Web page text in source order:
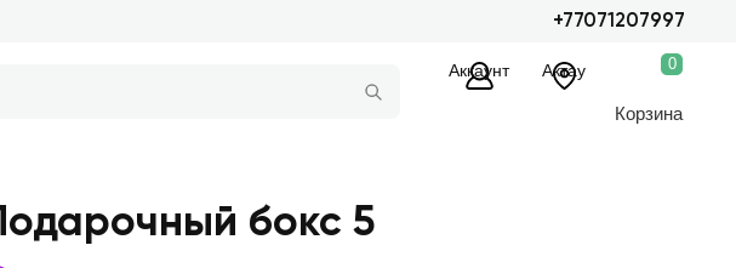
+77071207997
Аккаунт Актау 0
Корзина
бокс 5